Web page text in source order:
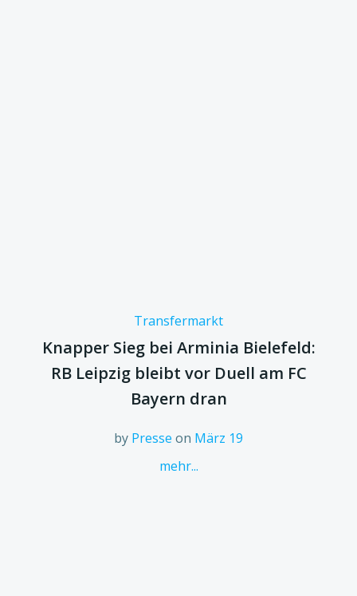
Transfermarkt
Knapper Sieg bei Arminia Bielefeld:
RB Leipzig bleibt vor Duell am FC
Bayern dran
by Presse on März 19
mehr...